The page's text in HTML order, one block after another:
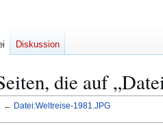
die auf
← Datei:Weltreise-1981.JPG
Diskussion